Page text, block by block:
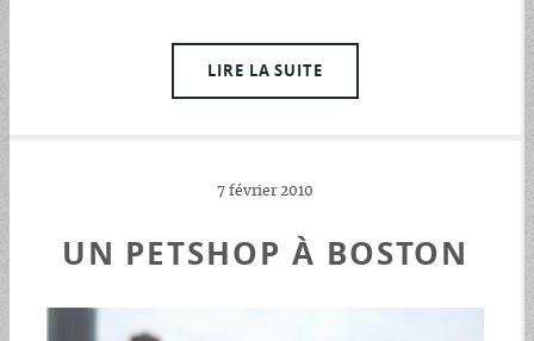
LIRE LA SUITE
7 février 2010
UN PETSHOP À BOSTON